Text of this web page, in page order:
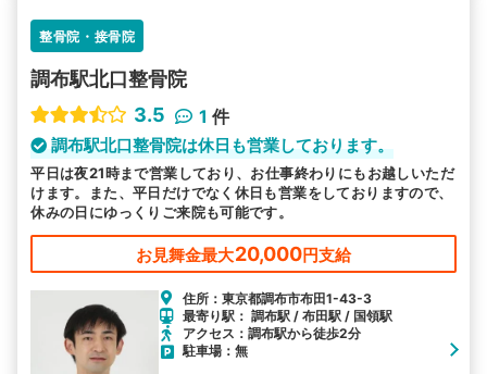
整骨院・接骨院
調布駅北口整骨院
3.5
1 件
調布駅北口整骨院は休日も営業しております。
平日は夜21時まで営業しており、お仕事終わりにもお越しいただ
けます。また、平日だけでなく休日も営業をしておりますので、
休みの日にゆっくりご来院も可能です。
お見舞金最大20,000円支給
住所：東京都調布市布田1-43-3
最寄り駅： 調布駅 / 布田駅 / 国領駅
アクセス：調布駅から徒歩2分
駐車場：無